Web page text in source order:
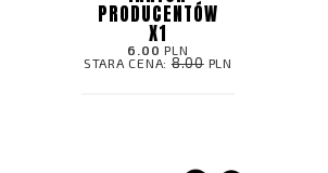
PRODUCENTÓW
X1
6.00 PLN
STARA CENA:8.00PLN